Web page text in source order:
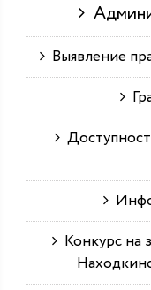
Выявление
Конкурс на